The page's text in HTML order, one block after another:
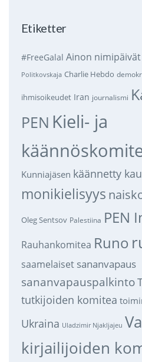
Etiketter
#FreeGalal Ainon nimipäivät
Politkovskaja Charlie Hebdo
ihmisoikeudet Iran journalismi
PEN Kieli- ja
Kunniajäsen käännetty
monikielisyys
Oleg Sentsov Palestiina PEN
Rauhankomitea Runo
saamelaiset sananvapaus
sananvapauspalkinto
tutkijoiden komitea
Ukraina Uladzimir Njakljajeu
kirjailijoiden